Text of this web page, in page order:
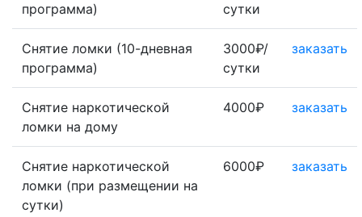
программа)
сутки
Снятие ломки (10-дневная
программа)
3000₽/
сутки
заказать
Снятие наркотической
ломки на дому
4000₽ заказать
Снятие наркотической
ломки (при размещении на
сутки)
6000₽ заказать